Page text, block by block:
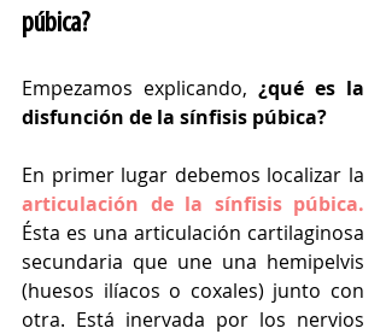
púbica?
Empezamos explicando, ¿qué es la
disfunción de la sínfisis púbica?
Ésta es una articulación cartilaginosa
secundaria que une una hemipelvis
(huesos ilíacos o coxales) junto con
otra. Está inervada por los nervios